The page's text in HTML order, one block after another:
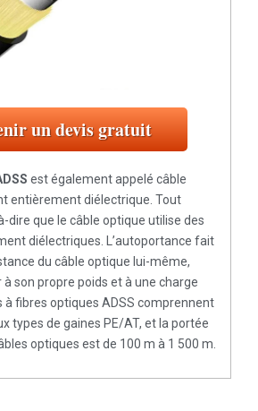
un devis gratuit
est également appelé câble
entièrement diélectrique. Tout
dire que le câble optique utilise des
diélectriques. L’autoportance fait
du câble optique lui-même,
son propre poids et à une charge
à fibres optiques ADSS comprennent
types de gaines PE/AT, et la portée
optiques est de 100 m à 1 500 m.